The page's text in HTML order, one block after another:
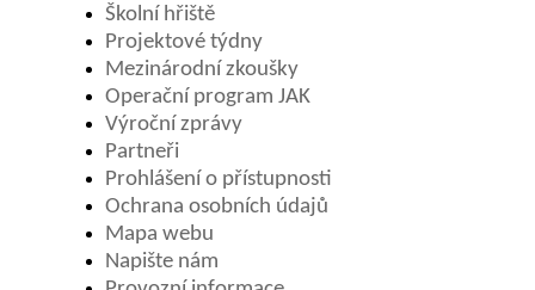
Školní hřiště
Projektové týdny
Mezinárodní zkoušky
Operační program JAK
Výroční zprávy
Partneři
Prohlášení o přístupnosti
Ochrana osobních údajů
Mapa webu
Napište nám